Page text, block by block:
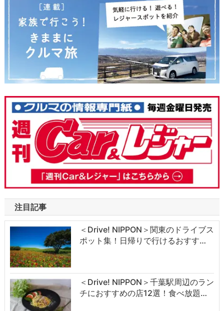
注目記事
＜Drive! NIPPON＞関東のドライブス
ポット集！日帰りで行けるおすす…
＜Drive! NIPPON＞千葉駅周辺のラン
チにおすすめの店12選！食べ放題…